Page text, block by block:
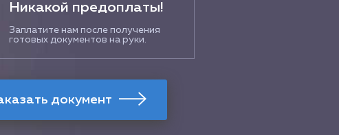
Никакой предоплаты!
Заплатите нам после получения
готовых документов на руки.